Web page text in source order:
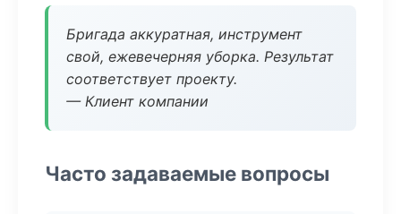
Бригада аккуратная, инструмент
свой, ежевечерняя уборка. Результат
соответствует проекту.
— Клиент компании
Часто задаваемые вопросы